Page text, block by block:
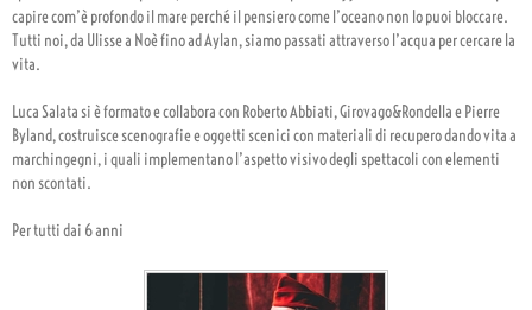
capire com’è profondo il mare perché il pensiero come l’oceano non lo puoi bloccare.
Tutti noi, da Ulisse a Noè fino ad Aylan, siamo passati attraverso l’acqua per cercare la
vita.
Luca Salata si è formato e collabora con Roberto Abbiati, Girovago&Rondella e Pierre
Byland, costruisce scenografie e oggetti scenici con materiali di recupero dando vita a
marchingegni, i quali implementano l’aspetto visivo degli spettacoli con elementi
non scontati.
Per tutti dai 6 anni